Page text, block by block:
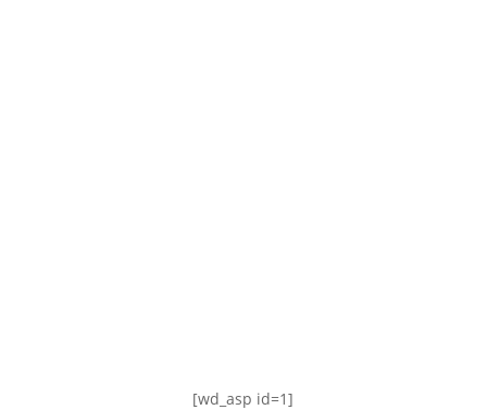
[wd_asp id=1]